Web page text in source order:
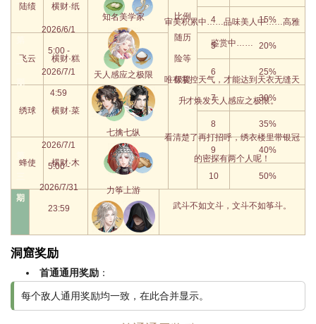
比例
随历
险等
级提
升
陆绩 横财·纸
4 15%
飞云 横财·糕
5 20%
6 25%
绣球 横财·菜
7 30%
8 35%
蜂使 横财·木
9 40%
10 50%
二
期
2026/6/1
5:00 -
2026/7/1
4:59
知名美学家 审美积累中……品味美人中……高雅
鉴赏中……
天人感应之极限 唯有掌控天气，才能达到天衣无缝天
才焕发天人感应之极限。
期
2026/7/1
5:00 -
2026/7/31
23:59
七擒七纵 看清楚了再打招呼，绣衣楼里带银冠
的密探有两个人呢！
力筝上游
武斗不如文斗，文斗不如筝斗。
洞窟奖励
首通通用奖励 ：
每个敌人通用奖励均一致，在此合并显示。